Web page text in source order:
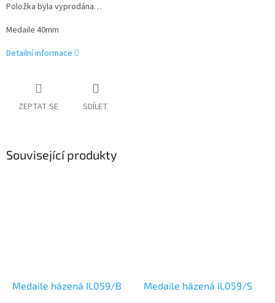
Položka byla vyprodána…
Medaile 40mm
Detailní informace
ZEPTAT SE SDÍLET
Související produkty
Medaile házená IL059/B Medaile házená IL059/S